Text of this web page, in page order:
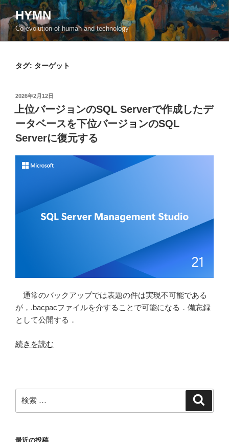
コ
ン
テ
ン
HYMN
Co-evolution of human and technology
タグ: ターゲット
投
稿
日:
2026年2月12日
上位バージョンのSQL Serverで作成したデ
ータベースを下位バージョンのSQL
Serverに復元する
通常のバックアップでは表題の件は実現不可能である
が，.bacpacファイルを介することで可能になる．備忘録
として公開する．
“上
ジ
ョ
続きを読む
索:
最近の投稿